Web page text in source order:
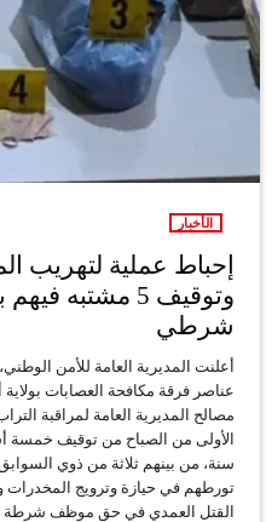
الأخبار
إحباط عملية لتهريب
وتوقيف 5
شرطي
عناصر فرقة مكافحة العصابات
مصالح المديرية العامة لمراقبة
سنة، من بينهم ثلاثة من ذوي
تورطهم في حيازة وترويج المخدرات
القتل العمدي في حق موظف